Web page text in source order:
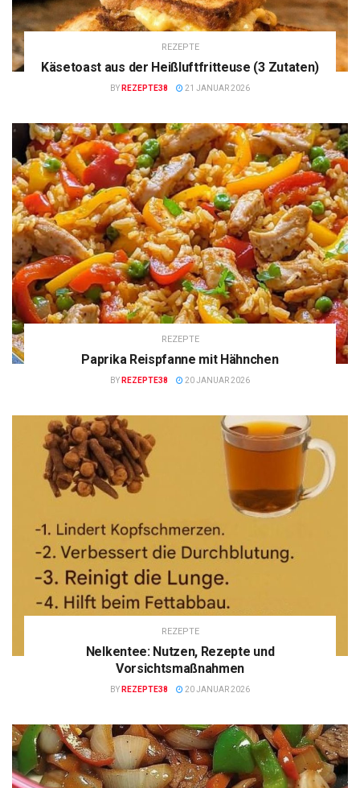
REZEPTE
Käsetoast aus der Heißluftfritteuse (3 Zutaten)
BY REZEPTE38 21 JANUAR 2026
REZEPTE
Paprika Reispfanne mit Hähnchen
BY REZEPTE38 20 JANUAR 2026
REZEPTE
Nelkentee: Nutzen, Rezepte und
Vorsichtsmaßnahmen
BY REZEPTE38 20 JANUAR 2026